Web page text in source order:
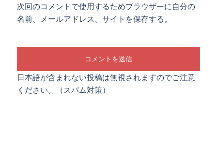
次回のコメントで使用するためブラウザーに自分の
名前、メールアドレス、サイトを保存する。
日本語が含まれない投稿は無視されますのでご注意
ください。（スパム対策）